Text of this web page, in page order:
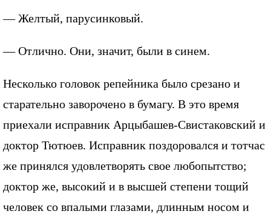
— Желтый, парусинковый.
— Отлично. Они, значит, были в синем.
Несколько головок репейника было срезано и
старательно заворочено в бумагу. В это время
приехали исправник Арцыбашев-Свистаковский и
доктор Тютюев. Исправник поздоровался и тотчас
же принялся удовлетворять свое любопытство;
доктор же, высокий и в высшей степени тощий
человек со впалыми глазами, длинным носом и